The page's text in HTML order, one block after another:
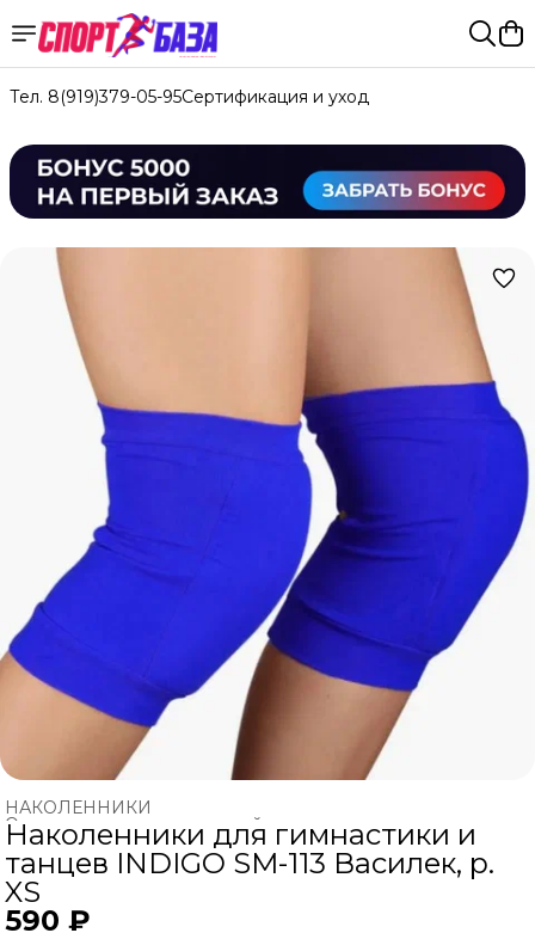
Тел. 8(919)379-05-95Сертификация и уход
НАКОЛЕННИКИ
Одежда для художественной гимнастики ›
ХУДОЖЕСТВЕННАЯ ГИМНАСТИКА ›
Главная ›
Наколенники для гимнастики и
танцев INDIGO SM-113 Василек, р.
XS
590 ₽